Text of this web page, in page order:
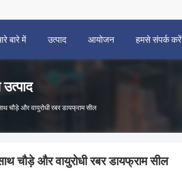
बारे में उत्पाद आयोजन हमसे संपर्क करें
चौड़े और वायुरोधी रबर डायफ्राम सील
चौड़े और वायुरोधी रबर डायफ्राम सील